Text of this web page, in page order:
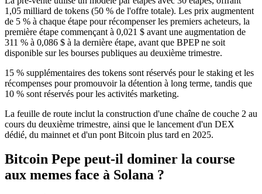
1,05 milliard de tokens (50 % de l'offre totale). Les prix augmentent
de 5 % à chaque étape pour récompenser les premiers acheteurs, la
première étape commençant à 0,021 $ avant une augmentation de
311 % à 0,086 $ à la dernière étape, avant que BPEP ne soit
disponible sur les bourses publiques au deuxième trimestre.
15 % supplémentaires des tokens sont réservés pour le staking et les
récompenses pour promouvoir la détention à long terme, tandis que
10 % sont réservés pour les activités marketing.
La feuille de route inclut la construction d'une chaîne de couche 2 au
cours du deuxième trimestre, ainsi que le lancement d'un DEX
dédié, du mainnet et d'un pont Bitcoin plus tard en 2025.
Bitcoin Pepe peut-il dominer la course
aux memes face à Solana ?